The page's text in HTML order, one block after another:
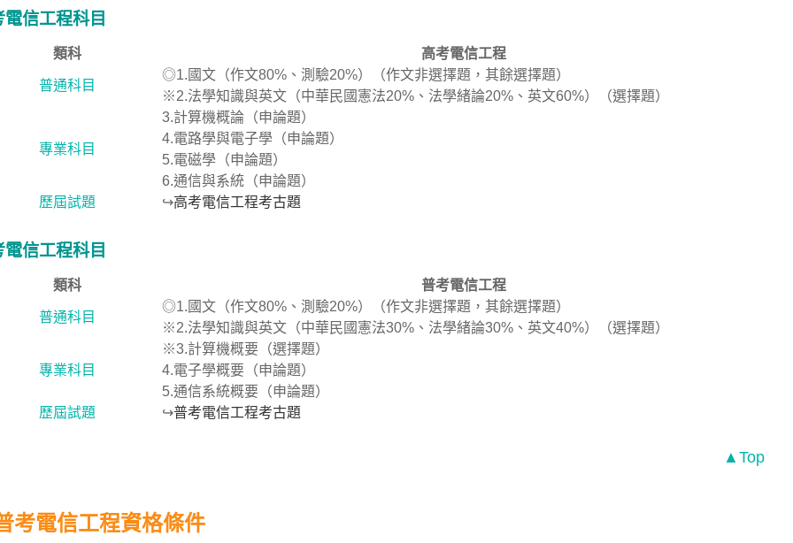
電信工程科目
類科 高考電信工程
普通科目
◎1.國文（作文80%、測驗20%）（作文非選擇題，其餘選擇題）
※2.法學知識與英文（中華民國憲法20%、法學緒論20%、英文60%）（選擇題）
專業科目
3.計算機概論（申論題）
4.電路學與電子學（申論題）
5.電磁學（申論題）
6.通信與系統（申論題）
歷屆試題
↪高考電信工程考古題
電信工程科目
類科 普考電信工程
普通科目
◎1.國文（作文80%、測驗20%）（作文非選擇題，其餘選擇題）
※2.法學知識與英文（中華民國憲法30%、法學緒論30%、英文40%）（選擇題）
專業科目
※3.計算機概要（選擇題）
4.電子學概要（申論題）
5.通信系統概要（申論題）
歷屆試題
↪普考電信工程考古題
▲Top
考電信工程資格條件